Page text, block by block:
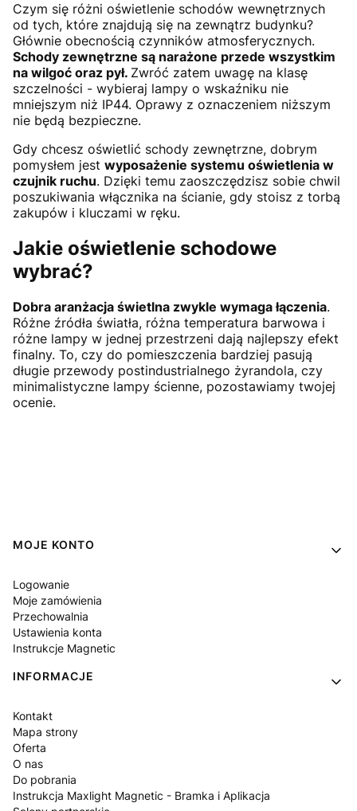
Czym się różni oświetlenie schodów wewnętrznych
od tych, które znajdują się na zewnątrz budynku?
Głównie obecnością czynników atmosferycznych.
Schody zewnętrzne są narażone przede wszystkim
na wilgoć oraz pył. Zwróć zatem uwagę na klasę
szczelności - wybieraj lampy o wskaźniku nie
mniejszym niż IP44. Oprawy z oznaczeniem niższym
nie będą bezpieczne.
Gdy chcesz oświetlić schody zewnętrzne, dobrym
pomysłem jest wyposażenie systemu oświetlenia w
czujnik ruchu. Dzięki temu zaoszczędzisz sobie chwil
poszukiwania włącznika na ścianie, gdy stoisz z torbą
zakupów i kluczami w ręku.
Jakie oświetlenie schodowe
wybrać?
Dobra aranżacja świetlna zwykle wymaga łączenia.
Różne źródła światła, różna temperatura barwowa i
różne lampy w jednej przestrzeni dają najlepszy efekt
finalny. To, czy do pomieszczenia bardziej pasują
długie przewody postindustrialnego żyrandola, czy
minimalistyczne lampy ścienne, pozostawiamy twojej
ocenie.
Linki w stopce
MOJE KONTO
Logowanie
Moje zamówienia
Przechowalnia
Ustawienia konta
Instrukcje Magnetic
INFORMACJE
Kontakt
Mapa strony
Oferta
O nas
Do pobrania
Instrukcja Maxlight Magnetic - Bramka i Aplikacja